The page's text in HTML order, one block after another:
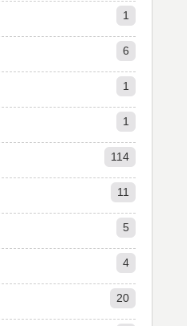
1
6
1
1
114
11
5
4
20